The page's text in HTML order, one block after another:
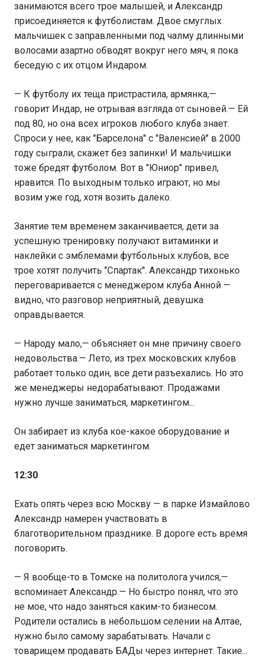
занимаются всего трое малышей, и Александр
присоединяется к футболистам. Двое смуглых
мальчишек с заправленными под чалму длинными
волосами азартно обводят вокруг него мяч, я пока
беседую с их отцом Индаром.
— К футболу их теща пристрастила, армянка,—
говорит Индар, не отрывая взгляда от сыновей.— Ей
под 80, но она всех игроков любого клуба знает.
Спроси у нее, как "Барселона" с "Валенсией" в 2000
году сыграли, скажет без запинки! И мальчишки
тоже бредят футболом. Вот в "Юниор" привел,
нравится. По выходным только играют, но мы
возим уже год, хотя возить далеко.
Занятие тем временем заканчивается, дети за
успешную тренировку получают витаминки и
наклейки с эмблемами футбольных клубов, все
трое хотят получить "Спартак". Александр тихонько
переговаривается с менеджером клуба Анной —
видно, что разговор неприятный, девушка
оправдывается.
— Народу мало,— объясняет он мне причину своего
недовольства.— Лето, из трех московских клубов
работает только один, все дети разъехались. Но это
же менеджеры недорабатывают. Продажами
нужно лучше заниматься, маркетингом...
Он забирает из клуба кое-какое оборудование и
едет заниматься маркетингом.
12:30
Ехать опять через всю Москву — в парке Измайлово
Александр намерен участвовать в
благотворительном празднике. В дороге есть время
поговорить.
— Я вообще-то в Томске на политолога учился,—
вспоминает Александр.— Но быстро понял, что это
не мое, что надо заняться каким-то бизнесом.
Родители остались в небольшом селении на Алтае,
нужно было самому зарабатывать. Начали с
товарищем продавать БАДы через интернет. Такие...